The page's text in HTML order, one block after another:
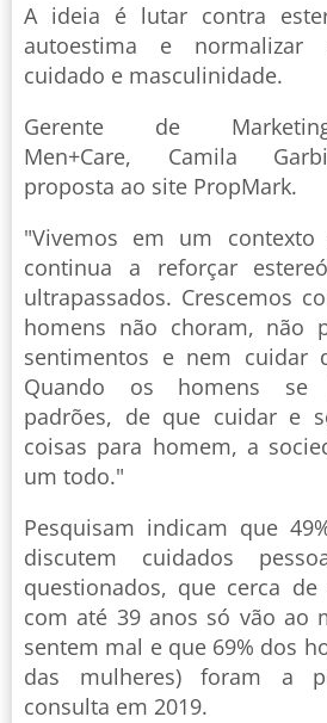
A ideia é lutar contra
autoestima e
cuidado e masculinidade.
Gerente de
Men+Care, Camila
proposta ao site PropMark.
"Vivemos em um contexto
continua a reforçar
ultrapassados. Crescemos
homens não choram, não
sentimentos e nem cuidar
Quando os homens se
padrões, de que cuidar e
coisas para homem, a
um todo."
Pesquisam indicam que
discutem cuidados
questionados, que cerca
com até 39 anos só vão ao
sentem mal e que 69% dos
das mulheres) foram a
consulta em 2019.